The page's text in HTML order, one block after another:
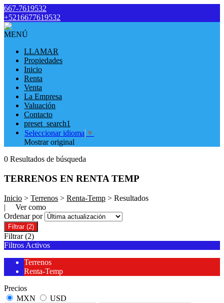
667-7619532
+5216677619532
MENÚ
LLAMAR
Propiedades
Inicio
Renta
Venta
La Empresa
Valuación
Contacto
preset_search1
Seleccionar idioma ▼
Mostrar original
0 Resultados de búsqueda
TERRENOS EN RENTA TEMP
Inicio > Terrenos > Renta-Temp > Resultados
| Ver como
Ordenar por
Filtrar (2)
Filtrar (2)
Filtros Activos
Terrenos
Renta-Temp
Precios
MXN
USD